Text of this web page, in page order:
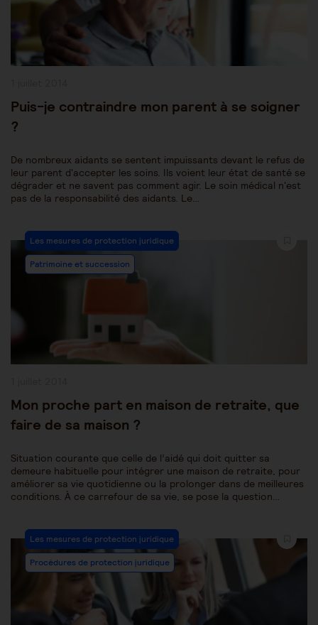
Puis-je contraindre mon parent à se soigner
?
De nombreux aidants se sentent impuissants devant le refus de
leur parent d'accepter les soins. Ils voient leur état de santé se
dégrader et ne savent pas comment agir. Le soin médical n'est
pas de la responsabilité des aidants. Le…
Post
Category:
Les mesures de protection juridique
Patrimoine et succession
Mon proche part en maison de retraite, que
faire de sa maison ?
Situation courante que celle de l’aidé qui doit quitter sa
demeure habituelle pour intégrer une maison de retraite, pour
améliorer sa vie quotidienne ou la prolonger dans de meilleures
conditions. À ce carrefour de sa vie, se pose la question…
Post
Category:
Les mesures de protection juridique
Procédures de protection juridique